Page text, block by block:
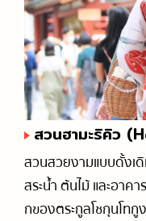
สวนฮามะริคิว
สวนสวยงามแบบดั้งเ
สระน้ำ ต้นไม้ และอา
กของตระกูลโชกุนโทกู